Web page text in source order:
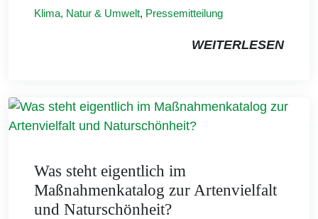
Klima, Natur & Umwelt, Pressemitteilung
WEITERLESEN
Was steht eigentlich im
Maßnahmenkatalog zur Artenvielfalt
und Naturschönheit?